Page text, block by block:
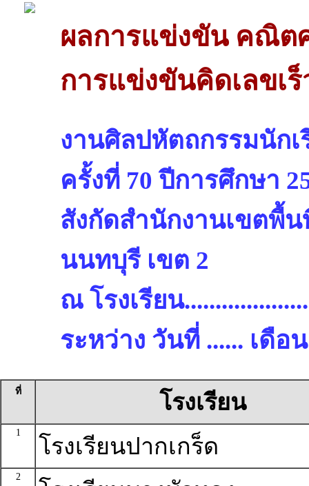
ผลการแข่งขัน คณิต
การแข่งขันคิดเลขเร็
งานศิลปหัตถกรรมนัก
ครั้งที่ 70 ปีการศึกษา
สังกัดสำนักงานเขตพื้
นนทบุรี เขต 2
ณ โรงเรียน
ระหว่าง วันที่ ...... เดือ
ที่ โรงเรียน
1
โรงเรียนปากเกร็ด
2